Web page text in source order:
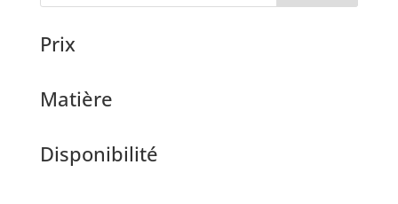
Prix
Matière
Disponibilité